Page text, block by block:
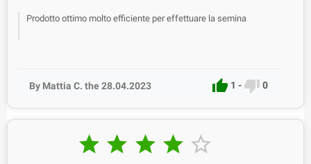
Prodotto ottimo molto efficiente per effettuare la semina
By Mattia C. the 28.04.2023  1 -  0
    